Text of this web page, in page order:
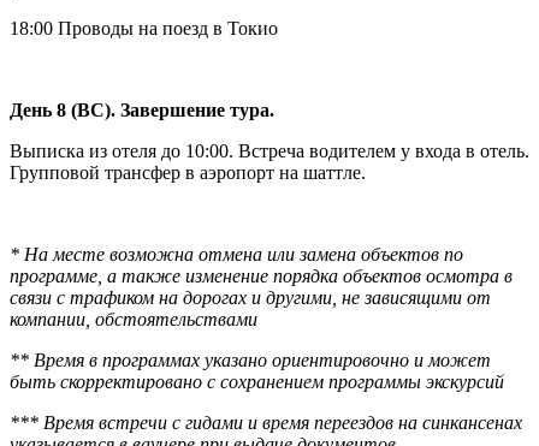
18:00 Проводы на поезд в Токио
День 8 (ВС). Завершение тура.
Выписка из отеля до 10:00. Встреча водителем у входа в отель.
Групповой трансфер в аэропорт на шаттле.
* На месте возможна отмена или замена объектов по
программе, а также изменение порядка объектов осмотра в
связи с трафиком на дорогах и другими, не зависящими от
компании, обстоятельствами
** Время в программах указано ориентировочно и может
быть скорректировано с сохранением программы экскурсий
*** Время встречи с гидами и время переездов на синкансенах